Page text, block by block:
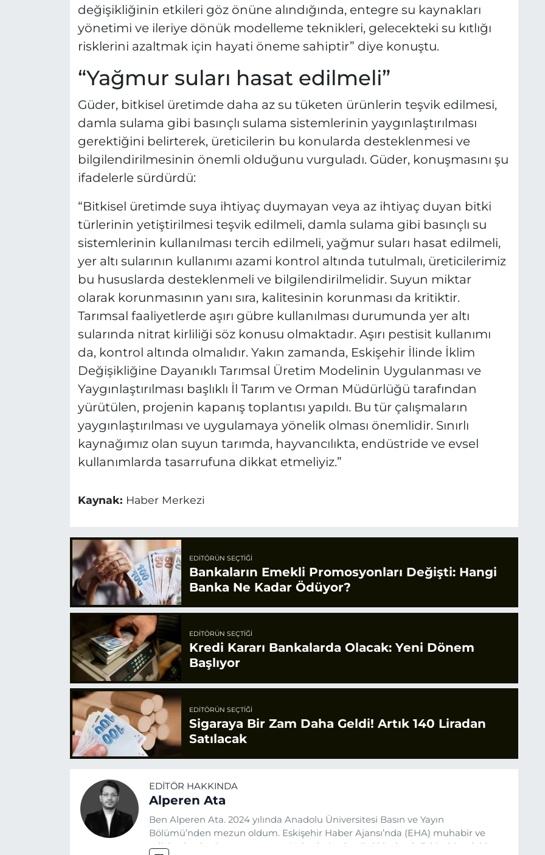
değişikliğinin etkileri göz önüne alındığında, entegre su kaynakları
yönetimi ve ileriye dönük modelleme teknikleri, gelecekteki su kıtlığı
risklerini azaltmak için hayati öneme sahiptir” diye konuştu.
“Yağmur suları hasat edilmeli”
Güder, bitkisel üretimde daha az su tüketen ürünlerin teşvik edilmesi,
damla sulama gibi basınçlı sulama sistemlerinin yaygınlaştırılması
gerektiğini belirterek, üreticilerin bu konularda desteklenmesi ve
bilgilendirilmesinin önemli olduğunu vurguladı. Güder, konuşmasını şu
ifadelerle sürdürdü:
“Bitkisel üretimde suya ihtiyaç duymayan veya az ihtiyaç duyan bitki
türlerinin yetiştirilmesi teşvik edilmeli, damla sulama gibi basınçlı su
sistemlerinin kullanılması tercih edilmeli, yağmur suları hasat edilmeli,
yer altı sularının kullanımı azami kontrol altında tutulmalı, üreticilerimiz
bu hususlarda desteklenmeli ve bilgilendirilmelidir. Suyun miktar
olarak korunmasının yanı sıra, kalitesinin korunması da kritiktir.
Tarımsal faaliyetlerde aşırı gübre kullanılması durumunda yer altı
sularında nitrat kirliliği söz konusu olmaktadır. Aşırı pestisit kullanımı
da, kontrol altında olmalıdır. Yakın zamanda, Eskişehir İlinde İklim
Değişikliğine Dayanıklı Tarımsal Üretim Modelinin Uygulanması ve
Yaygınlaştırılması başlıklı İl Tarım ve Orman Müdürlüğü tarafından
yürütülen, projenin kapanış toplantısı yapıldı. Bu tür çalışmaların
yaygınlaştırılması ve uygulamaya yönelik olması önemlidir. Sınırlı
kaynağımız olan suyun tarımda, hayvancılıkta, endüstride ve evsel
kullanımlarda tasarrufuna dikkat etmeliyiz.”
Kaynak: Haber Merkezi
EDITÖRÜN SEÇTIĞI
Bankaların Emekli Promosyonları Değişti: Hangi
Banka Ne Kadar Ödüyor?
EDITÖRÜN SEÇTIĞI
Kredi Kararı Bankalarda Olacak: Yeni Dönem
Başlıyor
EDITÖRÜN SEÇTIĞI
Sigaraya Bir Zam Daha Geldi! Artık 140 Liradan
Satılacak
EDITÖR HAKKINDA
Alperen Ata
Ben Alperen Ata. 2024 yılında Anadolu Üniversitesi Basın ve Yayın
Bölümü’nden mezun oldum. Eskişehir Haber Ajansı’nda (EHA) muhabir ve
editör olarak görev yapıyorum. Haberlerimde ağırlıklı olarak Eskişehir odaklı